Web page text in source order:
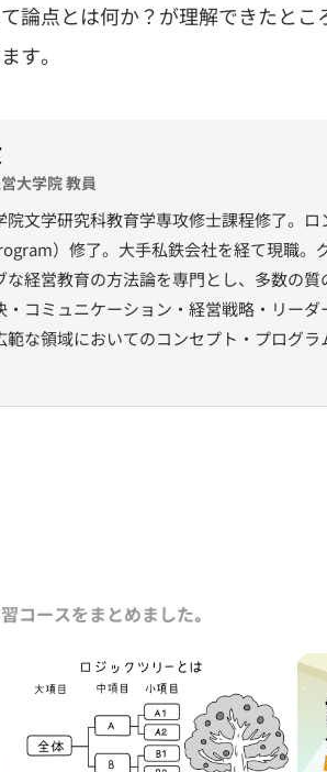
論点とは何か？が理解できたとこ
す。
大学院 教員
院文学研究科教育学専攻修士課程修了。
）修了。大手私鉄会社を経て現職。
な経営教育の方法論を専門とし、多数の
・コミュニケーション・経営戦略・リー
範な領域においてのコンセプト・プログ
の講義の他、企業での経営者育成、シニア
コースをまとめました｡